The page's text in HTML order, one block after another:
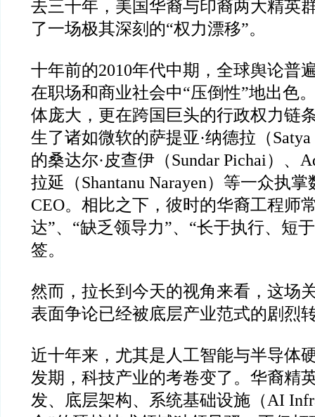
去三十年，美国华裔与印裔两大精英
了一场极其深刻的“权力漂移”。
十年前的2010年代中期，全球舆论普
在职场和商业社会中“压倒性”地出色
体庞大，更在跨国巨头的行政权力链
生了诸如微软的萨提亚·纳德拉（
的桑达尔·皮查伊（Sundar Pichai）、
拉延（Shantanu Narayen）等一众执
CEO。相比之下，彼时的华裔工程师
达”、“缺乏领导力”、“长于执行、短
签。
然而，拉长到今天的视角来看，这场
表面争论已经被底层产业范式的剧烈
近十年来，尤其是人工智能与半导体
发期，科技产业的考卷变了。华裔精
发、底层架构、系统基础设施（AI